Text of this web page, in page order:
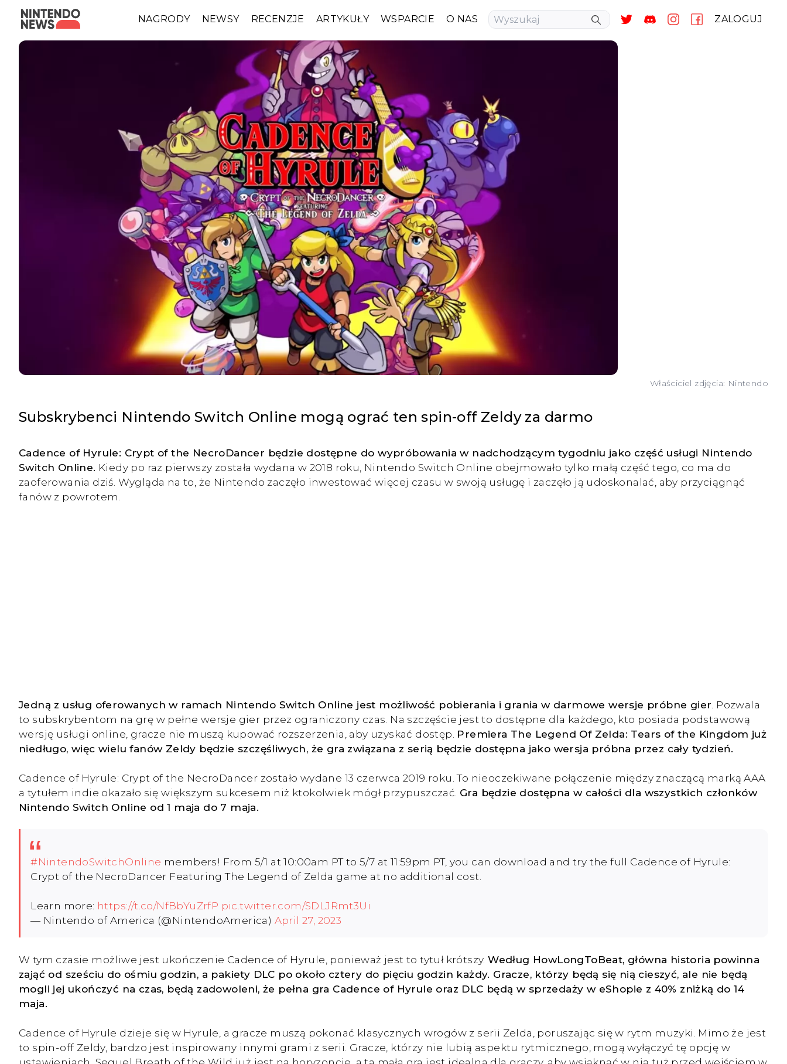
NAGRODY NEWSY RECENZJE ARTYKUŁY WSPARCIE O NAS ZALOGUJ
Właściciel zdjęcia: Nintendo
Subskrybenci Nintendo Switch Online mogą ograć ten spin-off Zeldy za darmo
Cadence of Hyrule: Crypt of the NecroDancer będzie dostępne do wypróbowania w nadchodzącym tygodniu jako część usługi Nintendo
Switch Online. Kiedy po raz pierwszy została wydana w 2018 roku, Nintendo Switch Online obejmowało tylko małą część tego, co ma do
zaoferowania dziś. Wygląda na to, że Nintendo zaczęło inwestować więcej czasu w swoją usługę i zaczęło ją udoskonalać, aby przyciągnąć
fanów z powrotem.
Jedną z usług oferowanych w ramach Nintendo Switch Online jest możliwość pobierania i grania w darmowe wersje próbne gier . Pozwala
to subskrybentom na grę w pełne wersje gier przez ograniczony czas. Na szczęście jest to dostępne dla każdego, kto posiada podstawową
wersję usługi online, gracze nie muszą kupować rozszerzenia, aby uzyskać dostęp. Premiera The Legend Of Zelda: Tears of the Kingdom już
niedługo, więc wielu fanów Zeldy będzie szczęśliwych, że gra związana z serią będzie dostępna jako wersja próbna przez cały tydzień.
Cadence of Hyrule: Crypt of the NecroDancer zostało wydane 13 czerwca 2019 roku. To nieoczekiwane połączenie między znaczącą marką AAA
a tytułem indie okazało się większym sukcesem niż ktokolwiek mógł przypuszczać. Gra będzie dostępna w całości dla wszystkich członków
Nintendo Switch Online od 1 maja do 7 maja.
#NintendoSwitchOnline members! From 5/1 at 10:00am PT to 5/7 at 11:59pm PT, you can download and try the full Cadence of Hyrule:
Crypt of the NecroDancer Featuring The Legend of Zelda game at no additional cost.
Learn more: https://t.co/NfBbYuZrfP pic.twitter.com/SDLJRmt3Ui
— Nintendo of America (@NintendoAmerica) April 27, 2023
W tym czasie możliwe jest ukończenie Cadence of Hyrule, ponieważ jest to tytuł krótszy.Według HowLongToBeat, główna historia powinna
zająć od sześciu do ośmiu godzin, a pakiety DLC po około cztery do pięciu godzin każdy. Gracze, którzy będą się nią cieszyć, ale nie będą
mogli jej ukończyć na czas, będą zadowoleni, że pełna gra Cadence of Hyrule oraz DLC będą w sprzedaży w eShopie z 40% zniżką do 14
maja.
Cadence of Hyrule dzieje się w Hyrule, a gracze muszą pokonać klasycznych wrogów z serii Zelda, poruszając się w rytm muzyki. Mimo że jest
to spin-off Zeldy, bardzo jest inspirowany innymi grami z serii. Gracze, którzy nie lubią aspektu rytmicznego, mogą wyłączyć tę opcję w